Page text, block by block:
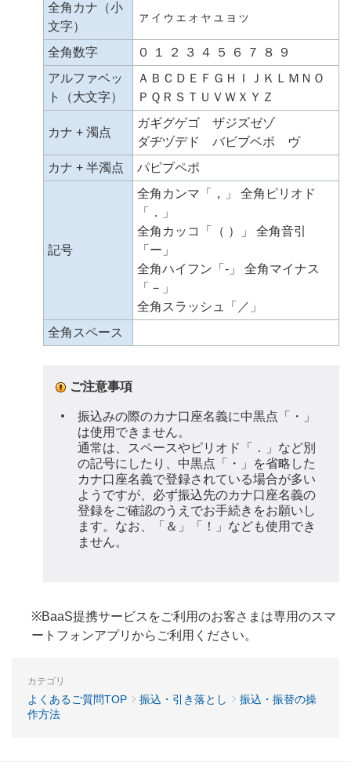
全角カナ（小
文字）
ァィゥェォャュョッ
全角数字
０ １ ２ ３ ４ ５ ６ ７ ８ ９
アルファベッ
ト（大文字）
ＡＢＣＤＥＦＧＨＩＪＫＬＭＮＯ
ＰＱＲＳＴＵＶＷＸＹＺ
カナ + 濁点
ガギグゲゴ ザジズゼゾ
ダヂヅデド バビブベボ ヴ
カナ + 半濁点
パピプペポ
記号
全角カンマ「，」 全角ピリオド
「．」
全角カッコ「（ ）」 全角音引
「ー」
全角ハイフン「‐」 全角マイナス
「－」
全角スラッシュ「／」
全角スペース
ご注意事項
振込みの際のカナ口座名義に中黒点「・」
は使用できません。
通常は、スペースやピリオド「．」など別
の記号にしたり、中黒点「・」を省略した
カナ口座名義で登録されている場合が多い
ようですが、必ず振込先のカナ口座名義の
登録をご確認のうえでお手続きをお願いし
ます。なお、「＆」「！」なども使用でき
ません。
※BaaS提携サービスをご利用のお客さまは専用のスマ
ートフォンアプリからご利用ください。
カテゴリ
よくあるご質問TOP 振込・引き落とし
振込・振替の操
作方法